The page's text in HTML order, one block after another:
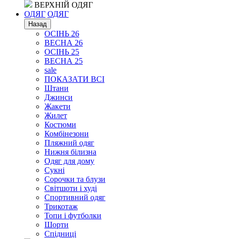
ВЕРХНІЙ ОДЯГ
ОДЯГ ОДЯГ
Назад
ОСІНЬ 26
ВЕСНА 26
ОСІНЬ 25
ВЕСНА 25
sale
ПОКАЗАТИ ВСІ
Штани
Джинси
Жакети
Жилет
Костюми
Комбінезони
Пляжний одяг
Нижня білизна
Одяг для дому
Сукні
Сорочки та блузи
Світшоти і худі
Спортивний одяг
Трикотаж
Топи і футболки
Шорти
Спідниці